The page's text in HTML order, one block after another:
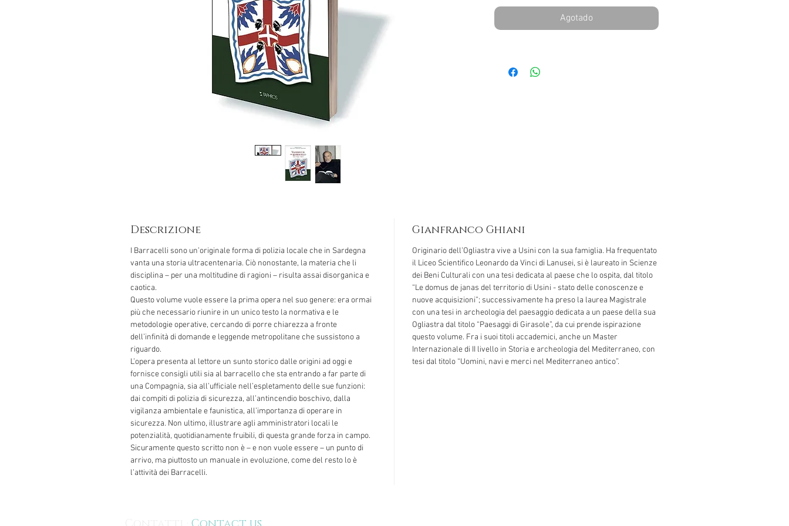
Agotado
Descrizione
I Barracelli sono un’originale forma di polizia locale che in Sardegna
vanta una storia ultracentenaria. Ciò nonostante, la materia che li
disciplina – per una moltitudine di ragioni – risulta assai disorganica e
caotica.
Questo volume vuole essere la prima opera nel suo genere: era ormai
più che necessario riunire in un unico testo la normativa e le
metodologie operative, cercando di porre chiarezza a fronte
dell’infinità di domande e leggende metropolitane che sussistono a
riguardo.
L’opera presenta al lettore un sunto storico dalle origini ad oggi e
fornisce consigli utili sia al barracello che sta entrando a far parte di
una Compagnia, sia all’ufficiale nell’espletamento delle sue funzioni:
dai compiti di polizia di sicurezza, all’antincendio boschivo, dalla
vigilanza ambientale e faunistica, all’importanza di operare in
sicurezza. Non ultimo, illustrare agli amministratori locali le
potenzialità, quotidianamente fruibili, di questa grande forza in campo.
Sicuramente questo scritto non è – e non vuole essere – un punto di
arrivo, ma piuttosto un manuale in evoluzione, come del resto lo è
l’attività dei Barracelli.
Gianfranco Ghiani
Originario dell’Ogliastra vive a Usini con la sua famiglia. Ha frequentato
il Liceo Scientifico Leonardo da Vinci di Lanusei, si è laureato in Scienze
dei Beni Culturali con una tesi dedicata al paese che lo ospita, dal titolo
“Le domus de janas del territorio di Usini - stato delle conoscenze e
nuove acquisizioni”; successivamente ha preso la laurea Magistrale
con una tesi in archeologia del paesaggio dedicata a un paese della sua
Ogliastra dal titolo “Paesaggi di Girasole”, da cui prende ispirazione
questo volume. Fra i suoi titoli accademici, anche un Master
Internazionale di II livello in Storia e archeologia del Mediterraneo, con
tesi dal titolo “Uomini, navi e merci nel Mediterraneo antico”.